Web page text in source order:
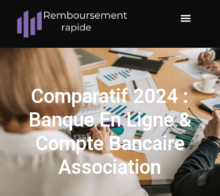
Comparatif 2024 :
Banque En Ligne &
Compte Bancaire
Association